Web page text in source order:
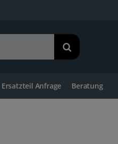
Ersatzteil Anfrage Beratung